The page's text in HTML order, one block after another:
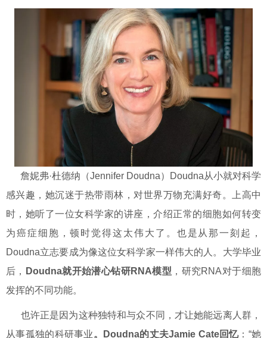
詹妮弗·杜德纳（Jennifer Doudna）Doudna从小就对科学
感兴趣，她沉迷于热带雨林，对世界万物充满好奇。上高中
时，她听了一位女科学家的讲座，介绍正常的细胞如何转变
为癌症细胞，顿时觉得这太伟大了。也是从那一刻起，
Doudna立志要成为像这位女科学家一样伟大的人。大学毕业
后，
Doudna就开始潜心钻研RNA模型 ，研究RNA对于细胞
发挥的不同功能。
也许正是因为这种独特和与众不同，才让她能远离人群，
从事孤独的科研事业 。Doudna的丈夫Jamie Cate回忆：“她